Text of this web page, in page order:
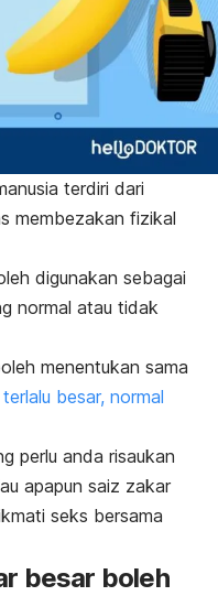
terdiri dari
membezakan fizikal
digunakan sebagai
normal atau tidak
menentukan sama
besar, normal
perlu anda risaukan
apapun saiz zakar
seks bersama
besar boleh